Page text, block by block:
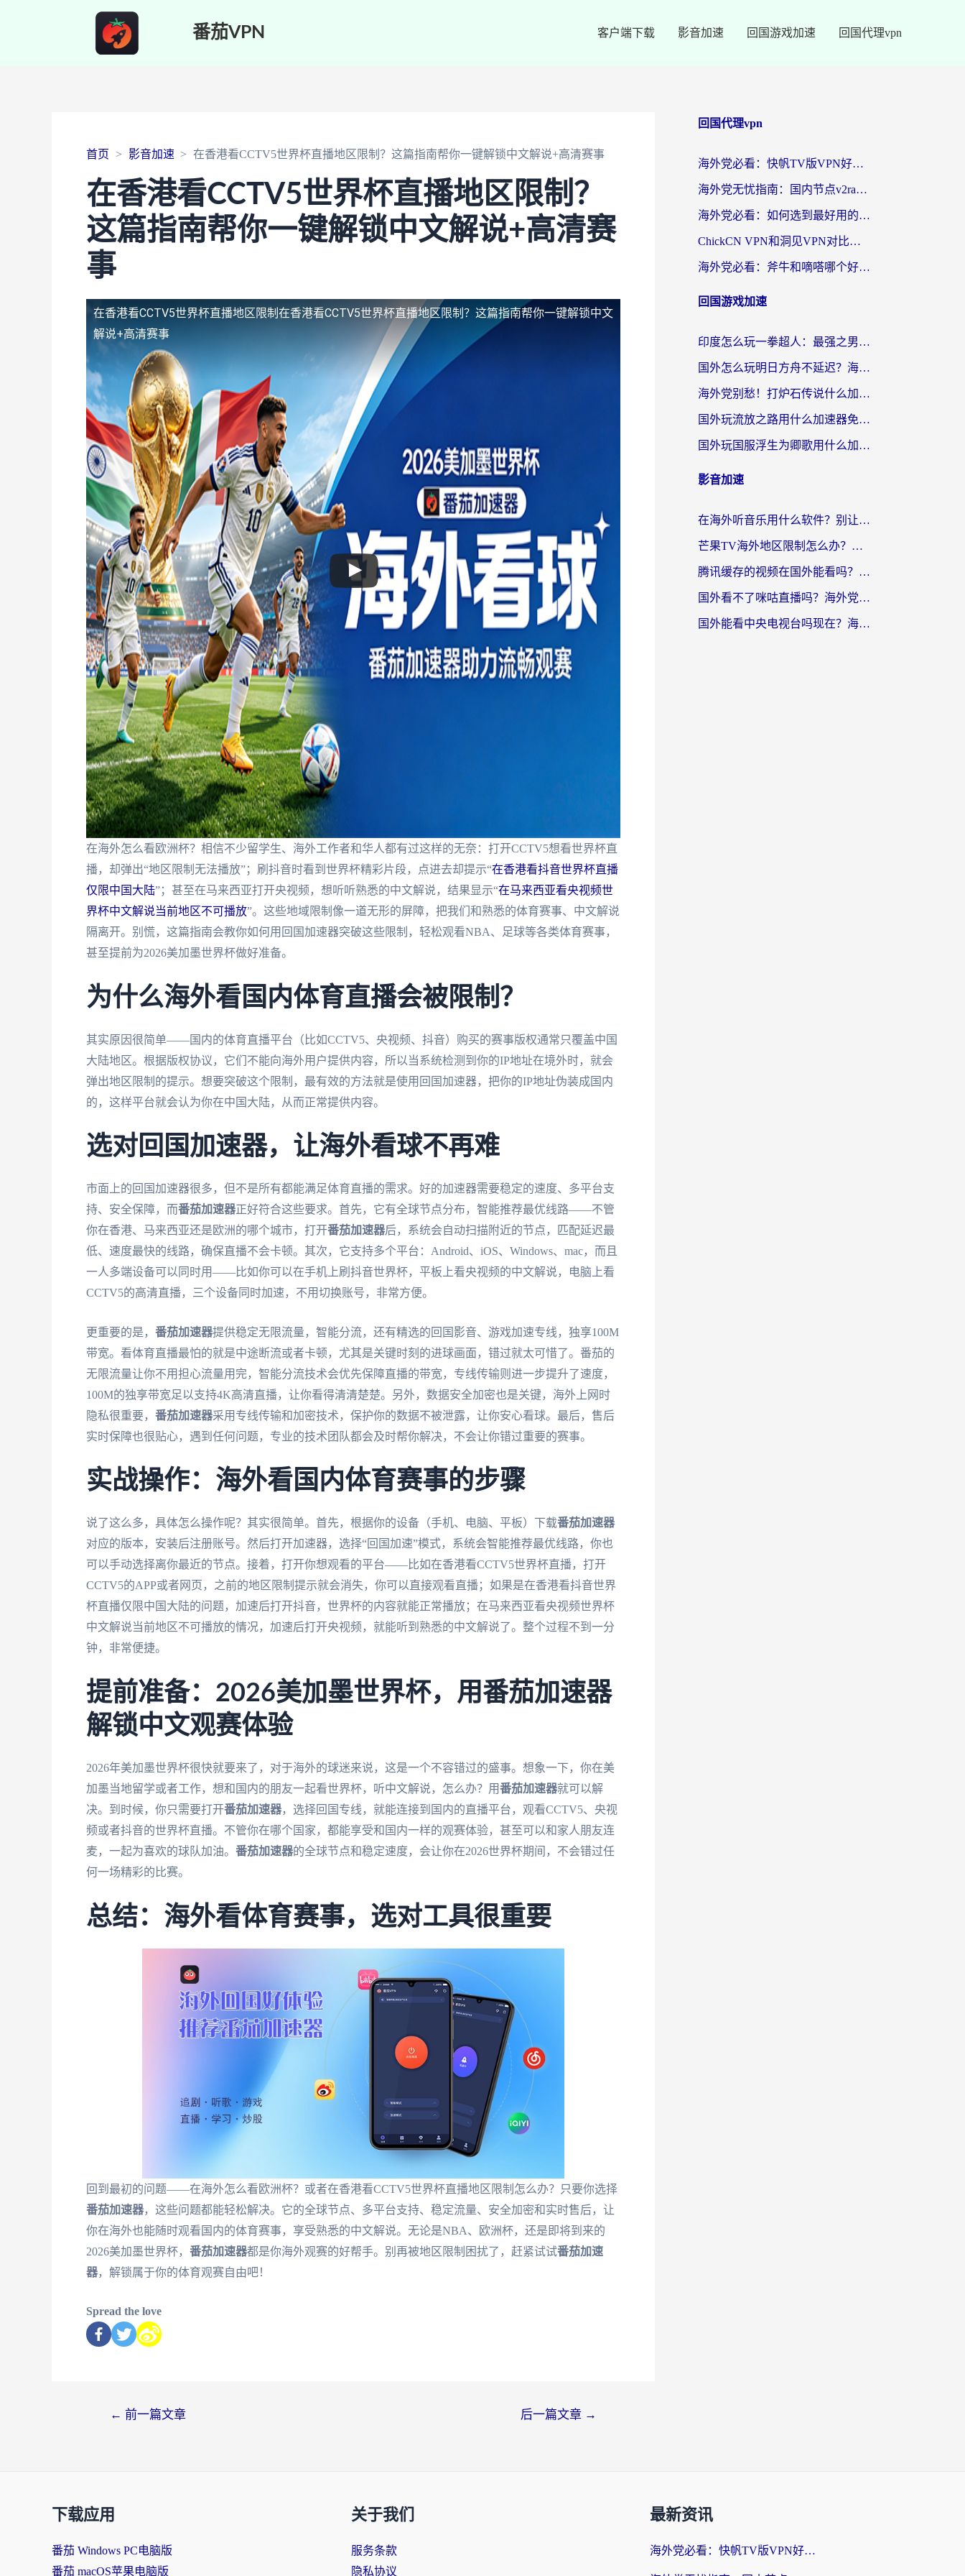
番茄VPN 客户端下载 影音加速 回国游戏加速 回国代理vpn
首页 影音加速 在香港看CCTV5世界杯直播地区限制？这篇指南帮你一键解锁中文解说+高清赛事
在香港看CCTV5世界杯直播地区限制？
这篇指南帮你一键解锁中文解说+高清赛
事
在香港看CCTV5世界杯直播地区限制 在香港看CCTV5世界杯直播地区限制？这篇指南帮你一键解锁中文
解说+高清赛事
在海外怎么看欧洲杯？相信不少留学生、海外工作者和华人都有过这样的无奈：打开CCTV5想看世界杯直
播，却弹出“地区限制无法播放”；刷抖音时看到世界杯精彩片段，点进去却提示“在香港看抖音世界杯直播
仅限中国大陆”；甚至在马来西亚打开央视频，想听听熟悉的中文解说，结果显示“在马来西亚看央视频世
界杯中文解说当前地区不可播放”。这些地域限制像一道无形的屏障，把我们和熟悉的体育赛事、中文解说
隔离开。别慌，这篇指南会教你如何用回国加速器突破这些限制，轻松观看NBA、足球等各类体育赛事，
甚至提前为2026美加墨世界杯做好准备。
为什么海外看国内体育直播会被限制？
其实原因很简单——国内的体育直播平台（比如CCTV5、央视频、抖音）购买的赛事版权通常只覆盖中国
大陆地区。根据版权协议，它们不能向海外用户提供内容，所以当系统检测到你的IP地址在境外时，就会
弹出地区限制的提示。想要突破这个限制，最有效的方法就是使用回国加速器，把你的IP地址伪装成国内
的，这样平台就会认为你在中国大陆，从而正常提供内容。
选对回国加速器，让海外看球不再难
市面上的回国加速器很多，但不是所有都能满足体育直播的需求。好的加速器需要稳定的速度、多平台支
持、安全保障，而番茄加速器正好符合这些要求。首先，它有全球节点分布，智能推荐最优线路——不管
你在香港、马来西亚还是欧洲的哪个城市，打开番茄加速器后，系统会自动扫描附近的节点，匹配延迟最
低、速度最快的线路，确保直播不会卡顿。其次，它支持多个平台：Android、iOS、Windows、mac，而且
一人多端设备可以同时用——比如你可以在手机上刷抖音世界杯，平板上看央视频的中文解说，电脑上看
CCTV5的高清直播，三个设备同时加速，不用切换账号，非常方便。
更重要的是， 番茄加速器提供稳定无限流量，智能分流，还有精选的回国影音、游戏加速专线，独享100M
带宽。看体育直播最怕的就是中途断流或者卡顿，尤其是关键时刻的进球画面，错过就太可惜了。番茄的
无限流量让你不用担心流量用完，智能分流技术会优先保障直播的带宽，专线传输则进一步提升了速度，
100M的独享带宽足以支持4K高清直播，让你看得清清楚楚。另外，数据安全加密也是关键，海外上网时
隐私很重要， 番茄加速器采用专线传输和加密技术，保护你的数据不被泄露，让你安心看球。最后，售后
实时保障也很贴心，遇到任何问题，专业的技术团队都会及时帮你解决，不会让你错过重要的赛事。
实战操作：海外看国内体育赛事的步骤
说了这么多，具体怎么操作呢？其实很简单。首先，根据你的设备（手机、电脑、平板）下载番茄加速器
对应的版本，安装后注册账号。然后打开加速器，选择“回国加速”模式，系统会智能推荐最优线路，你也
可以手动选择离你最近的节点。接着，打开你想观看的平台——比如在香港看CCTV5世界杯直播，打开
CCTV5的APP或者网页，之前的地区限制提示就会消失，你可以直接观看直播；如果是在香港看抖音世界
杯直播仅限中国大陆的问题，加速后打开抖音，世界杯的内容就能正常播放；在马来西亚看央视频世界杯
中文解说当前地区不可播放的情况，加速后打开央视频，就能听到熟悉的中文解说了。整个过程不到一分
钟，非常便捷。
提前准备：2026美加墨世界杯，用番茄加速器
解锁中文观赛体验
2026年美加墨世界杯很快就要来了，对于海外的球迷来说，这是一个不容错过的盛事。想象一下，你在美
加墨当地留学或者工作，想和国内的朋友一起看世界杯，听中文解说，怎么办？用番茄加速器就可以解
决。到时候，你只需要打开番茄加速器，选择回国专线，就能连接到国内的直播平台，观看CCTV5、央视
频或者抖音的世界杯直播。不管你在哪个国家，都能享受和国内一样的观赛体验，甚至可以和家人朋友连
麦，一起为喜欢的球队加油。 番茄加速器的全球节点和稳定速度，会让你在2026世界杯期间，不会错过任
何一场精彩的比赛。
总结：海外看体育赛事，选对工具很重要
回到最初的问题——在海外怎么看欧洲杯？或者在香港看CCTV5世界杯直播地区限制怎么办？只要你选择
番茄加速器，这些问题都能轻松解决。它的全球节点、多平台支持、稳定流量、安全加密和实时售后，让
你在海外也能随时观看国内的体育赛事，享受熟悉的中文解说。无论是NBA、欧洲杯，还是即将到来的
2026美加墨世界杯， 番茄加速器都是你海外观赛的好帮手。别再被地区限制困扰了，赶紧试试番茄加速
器，解锁属于你的体育观赛自由吧！
Spread the love
← 前一篇文章 后一篇文章 →
回国代理vpn
海外党必看：快帆TV版VPN好用吗？和快游VPN对比哪个回国效果更好？附实用避坑指南
海外党无忧指南：国内节点v2ray怎么选？一键回国VPN+多场景实测帮你避坑
海外党必看：如何选到最好用的回国加速器？从节点到售后的全维度指南
ChickCN VPN和洞见VPN对比哪个回国效果更好？海外党亲测3款加速器+避坑指南
海外党必看：斧牛和嘀嗒哪个好？3个维度教你选对回国加速器
回国游戏加速
印度怎么玩一拳超人：最强之男？海外党国服游戏加速避坑指南
国外怎么玩明日方舟不延迟？海外玩家国服游戏加速终极指南（附DNF梦幻诛仙解决方案）
海外党别愁！打炉石传说什么加速器好用？3个实用技巧解决国服游戏卡顿
国外玩流放之路用什么加速器免费？海外党亲测有效的国服游戏加速指南
国外玩国服浮生为卿歌用什么加速器比较好？海外党亲测不踩坑指南
影音加速
在海外听音乐用什么软件？别让地域限制断了你的华语歌单
芒果TV海外地区限制怎么办？海外党追剧看片的实用加速器选择指南
腾讯缓存的视频在国外能看吗？海外党追剧看片的终极解决方案
国外看不了咪咕直播吗？海外党追剧看片的加速器选择指南
国外能看中央电视台吗现在？海外党追剧看央视的实用指南
下载应用
番茄 Windows PC电脑版
番茄 macOS苹果电脑版
关于我们
服务条款
隐私协议
最新资讯
海外党必看：快帆TV版VPN好用吗？和快游VPN对比哪个回国效果更好？附实用避坑指南